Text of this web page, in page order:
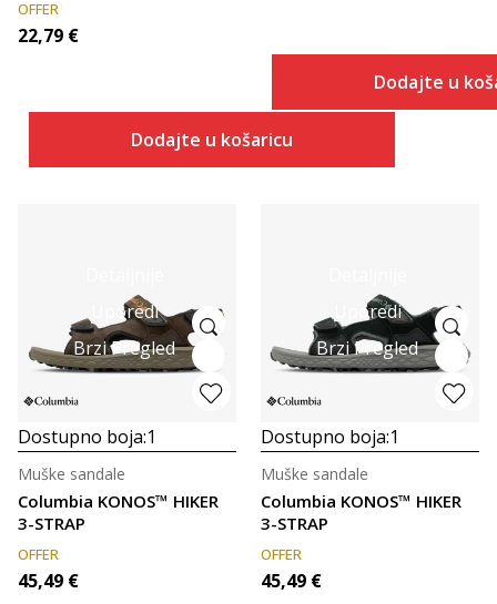
OFFER
22,79 €
Dodajte u košaricu
Dodajte u
Uporedi
Brzi Pregled
Dostupno boja:1
Columbia KONOS™ HIKER
3-STRAP
Muške sandale
OFFER
45,49 €
Uporedi
Brzi Pregled
Dostupno boja:1
Columbia KONOS™ HIKER
3-STRAP
Muške sandale
OFFER
45,49 €